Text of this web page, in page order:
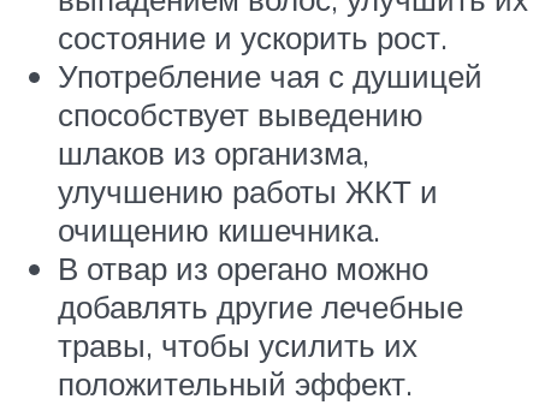
состояние и ускорить рост.
Употребление чая с душицей
способствует выведению
шлаков из организма,
улучшению работы ЖКТ и
очищению кишечника.
В отвар из орегано можно
добавлять другие лечебные
травы, чтобы усилить их
положительный эффект.